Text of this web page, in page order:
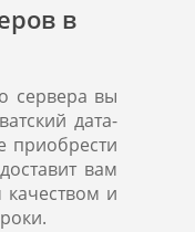
в
сервера вы
дата-
приобрести
вам
и